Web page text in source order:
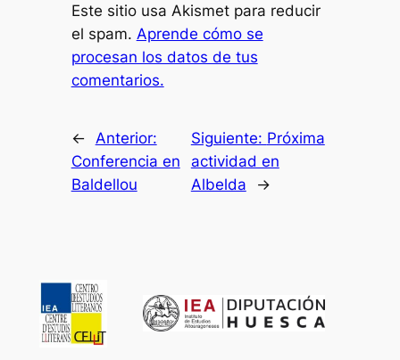
Este sitio usa Akismet para reducir
el spam. Aprende cómo se
procesan los datos de tus
comentarios.
←
Anterior:
Conferencia en
Baldellou
Siguiente: Próxima
actividad en
Albelda
→